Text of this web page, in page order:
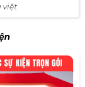
việt